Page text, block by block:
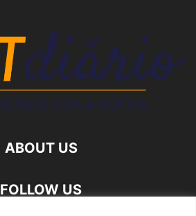
ABOUT US
FOLLOW US